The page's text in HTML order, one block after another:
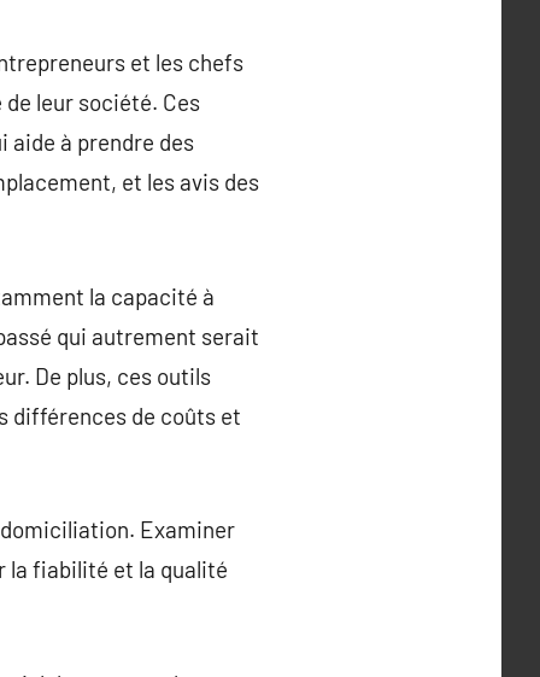
et les chefs
leur société. Ces
à prendre des
et les avis des
la capacité à
qui autrement serait
De plus, ces outils
différences de coûts et
Examiner
la fiabilité et la qualité